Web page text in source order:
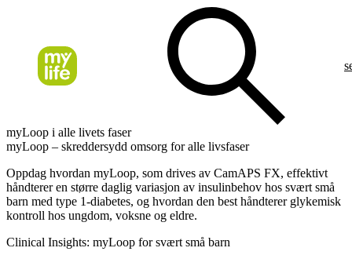
myLoop i alle livets faser
myLoop – skreddersydd omsorg for alle livsfaser
Oppdag hvordan myLoop, som drives av CamAPS FX, effektivt
håndterer en større daglig variasjon av insulinbehov hos svært små
barn med type 1-diabetes, og hvordan den best håndterer glykemisk
kontroll hos ungdom, voksne og eldre.
Clinical Insights: myLoop for svært små barn